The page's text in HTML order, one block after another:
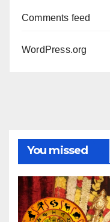
Comments feed
WordPress.org
You missed